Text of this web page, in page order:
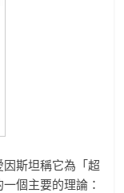
斯坦稱它為「超
個主要的理論：